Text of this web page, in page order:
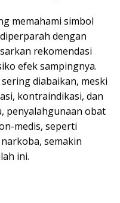
memahami simbol
dengan
rekomendasi
efek sampingnya.
diabaikan, meski
kontraindikasi, dan
penyalahgunaan obat
medis, seperti
semakin
ini.